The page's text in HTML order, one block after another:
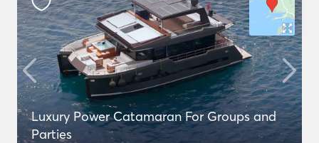
Luxury Power Catamaran For Groups and
Parties